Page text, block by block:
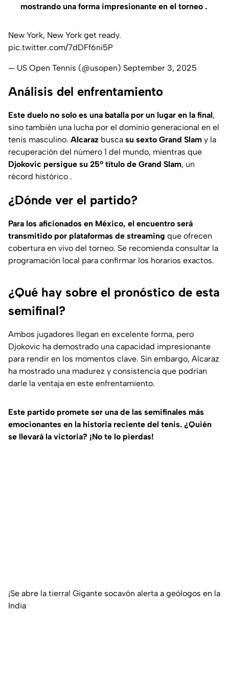
mostrando una forma impresionante en el torneo .
New York, New York get ready.
pic.twitter.com/7dDFf6ni5P
— US Open Tennis (@usopen) September 3, 2025
Análisis del enfrentamiento
Este duelo no solo es una batalla por un lugar en la final,
sino también una lucha por el dominio generacional en el
tenis masculino. Alcaraz busca su sexto Grand Slam y la
recuperación del número 1 del mundo, mientras que
Djokovic persigue su 25º título de Grand Slam, un
récord histórico .
¿Dónde ver el partido?
Para los aficionados en México, el encuentro será
transmitido por plataformas de streaming que ofrecen
cobertura en vivo del torneo. Se recomienda consultar la
programación local para confirmar los horarios exactos.
¿Qué hay sobre el pronóstico de esta
semifinal?
Ambos jugadores llegan en excelente forma, pero
Djokovic ha demostrado una capacidad impresionante
para rendir en los momentos clave. Sin embargo, Alcaraz
ha mostrado una madurez y consistencia que podrían
darle la ventaja en este enfrentamiento.
Este partido promete ser una de las semifinales más
emocionantes en la historia reciente del tenis. ¿Quién
se llevará la victoria? ¡No te lo pierdas!
¡Se abre la tierra! Gigante socavón alerta a geólogos en la
India